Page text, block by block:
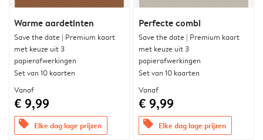
Warme aardetinten
Save the date | Premium kaart
met keuze uit 3
papierafwerkingen
Set van 10 kaarten
Vanaf
€ 9,99
offers Elke dag lage prijzen
Perfecte combi
Save the date | Premium kaart
met keuze uit 3
papierafwerkingen
Set van 10 kaarten
Vanaf
€ 9,99
offers Elke dag lage prijzen